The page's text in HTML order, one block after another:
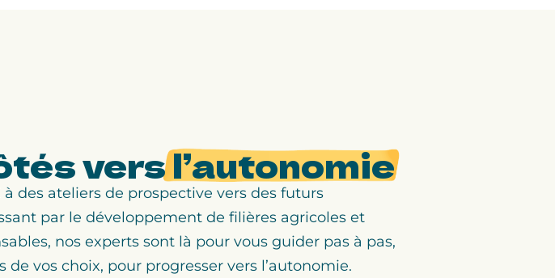
versl’autonomie
à des ateliers de prospective vers des futurs
par le développement de filières agricoles et
nos experts sont là pour vous guider pas à pas,
de vos choix, pour progresser vers l’autonomie.